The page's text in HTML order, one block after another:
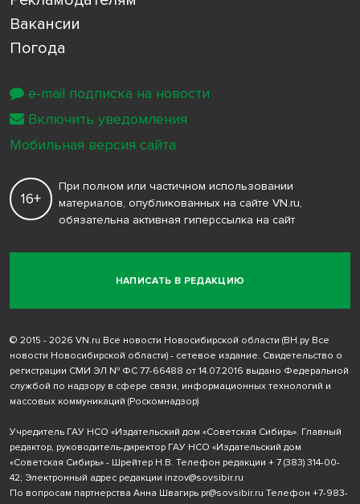
Вакансии
Погода
НАПИСАТЬ В РЕДАКЦИЮ
16+
При полном или частичном использовании
материалов, опубликованных на сайте VN.ru,
обязательна активная гиперссылка на сайт
© 2015 - 2026 VN.ru Все новости Новосибирской области (ВН.ру Все
новости Новосибирской области) - сетевое издание. Свидетельство о
регистрации СМИ ЭЛ № ФС 77-66488 от 14.07.2016 выдано Федеральной
службой по надзору в сфере связи, информационных технологий и
массовых коммуникаций (Роскомнадзор)
Учредитель ГАУ НСО «Издательский дом «Советская Сибирь». Главный
редактор, руководитель-директор ГАУ НСО «Издательский дом
«Советская Сибирь» - Шрейтер Н.В. Телефон редакции + 7 (383) 314-00-
42; Электронный адрес редакции inzov@sovsibir.ru
По вопросам партнерства Анна Швагирь pr@sovsibir.ru Телефон +7-983-
e-mail подписка на новости
Включить уведомления
Мобильная версия сайта